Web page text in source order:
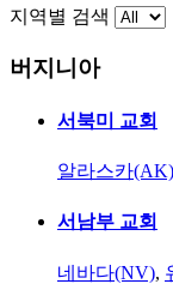
지역별 검색
버지니아
서북미 교회
알라스카(AK)
서남부 교회
네바다(NV),